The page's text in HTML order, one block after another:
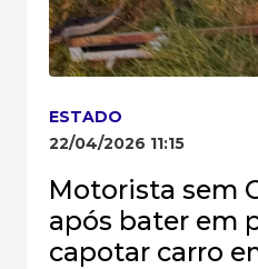
ESTADO
22/04/2026 11:15
Motorista sem
após bater em
capotar carro